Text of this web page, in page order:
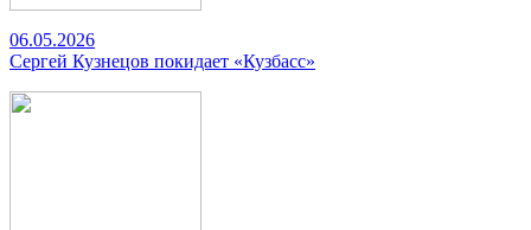
06.05.2026
Сергей Кузнецов покидает «Кузбасс»